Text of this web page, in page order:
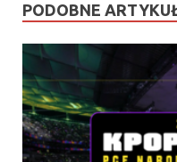
PODOBNE